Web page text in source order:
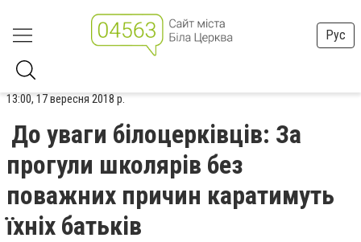
Рус
13:00, 17 вересня 2018 р.
До уваги білоцерківців: За
прогули школярів без
поважних причин каратимуть
їхніх батьків